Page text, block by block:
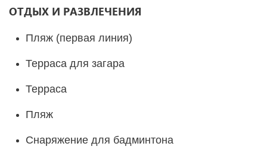
ОТДЫХ И РАЗВЛЕЧЕНИЯ
Пляж (первая линия)
Терраса для загара
Терраса
Пляж
Снаряжение для бадминтона